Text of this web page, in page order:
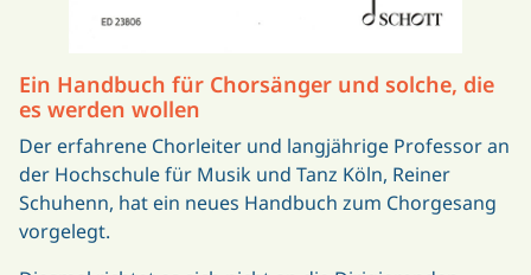
Ein Handbuch für Chorsänger und solche, die
es werden wollen
Der erfahrene Chorleiter und langjährige Professor an
der Hochschule für Musik und Tanz Köln, Reiner
Schuhenn, hat ein neues Handbuch zum Chorgesang
vorgelegt.